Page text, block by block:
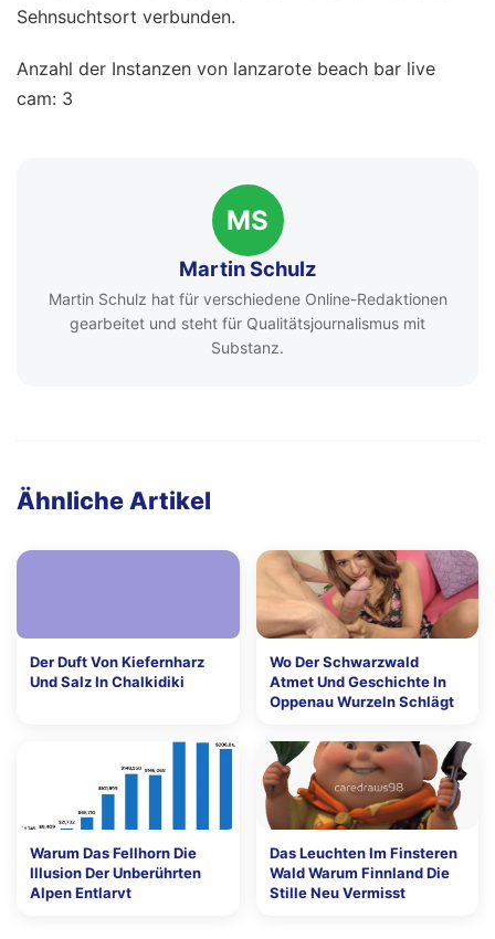
Sehnsuchtsort verbunden.
Anzahl der Instanzen von lanzarote beach bar live
cam: 3
MS
Martin Schulz
Martin Schulz hat für verschiedene Online-Redaktionen
gearbeitet und steht für Qualitätsjournalismus mit
Substanz.
Ähnliche Artikel
Der Duft Von Kiefernharz
Und Salz In Chalkidiki
Wo Der Schwarzwald
Atmet Und Geschichte In
Oppenau Wurzeln Schlägt
Warum Das Fellhorn Die
Illusion Der Unberührten
Alpen Entlarvt
Das Leuchten Im Finsteren
Wald Warum Finnland Die
Stille Neu Vermisst